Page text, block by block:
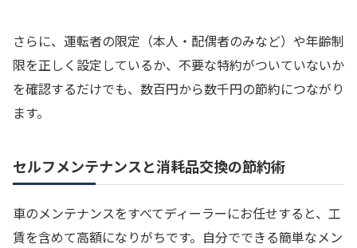
さらに、運転者の限定（本人・配偶者のみなど）や年齢制
限を正しく設定しているか、不要な特約がついていないか
を確認するだけでも、数百円から数千円の節約につながり
ます。
セルフメンテナンスと消耗品交換の節約術
車のメンテナンスをすべてディーラーにお任せすると、工
賃を含めて高額になりがちです。自分でできる簡単なメン